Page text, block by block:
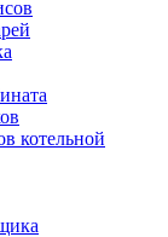
котельной